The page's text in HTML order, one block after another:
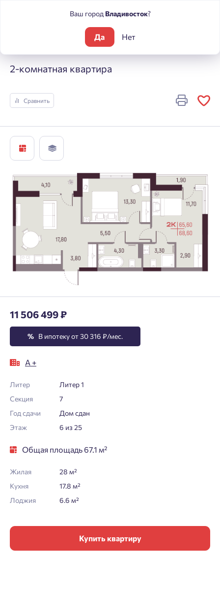
А +
2-комнатная квартира
Сравнить
11 506 499 ₽
% В ипотеку от 30 316 ₽/мес.
А +
Литер
Литер 1
Секция
7
Год сдачи
Дом сдан
Этаж
6 из 25
Общая площадь 67.1 м²
Жилая
28 м²
Кухня
17.8 м²
Лоджия
6.6 м²
Купить квартиру
Ваш город Владивосток?
Да Нет